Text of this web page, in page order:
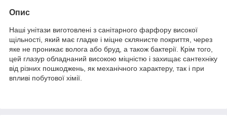
Опис
Наші унітази виготовлені з санітарного фарфору високої
щільності, який має гладке і міцне склянисте покриття, через
яке не проникає волога або бруд, а також бактерії. Крім того,
цей глазур обладнаний високою міцністю і захищає сантехніку
від різних пошкоджень, як механічного характеру, так і при
впливі побутової хімії.